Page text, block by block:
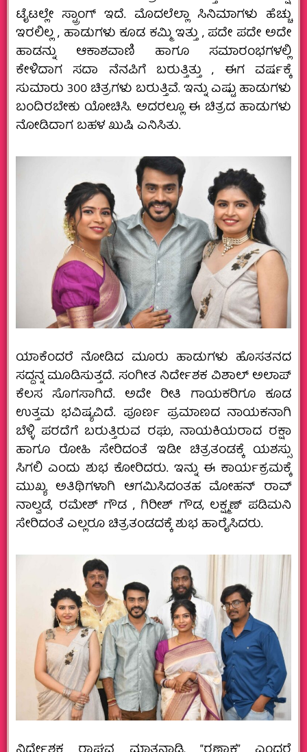
ಟೈಟಲ್ಲೇ ಸ್ಟ್ರಾಂಗ್ ಇದೆ. ಮೊದಲೆಲ್ಲಾ ಸಿನಿಮಾಗಳು ಹೆಚ್ಚು
ಇರಲಿಲ್ಲ , ಹಾಡುಗಳು ಕೂಡ ಕಮ್ಮಿ ಇತ್ತು , ಪದೇ ಪದೇ ಅದೇ
ಹಾಡನ್ನು ಆಕಾಶವಾಣಿ ಹಾಗೂ ಸಮಾರಂಭಗಳಲ್ಲಿ
ಕೇಳಿದಾಗ ಸದಾ ನೆನಪಿಗೆ ಬರುತ್ತಿತ್ತು , ಈಗ ವರ್ಷಕ್ಕೆ
ಸುಮಾರು 300 ಚಿತ್ರಗಳು ಬರುತ್ತಿವೆ. ಇನ್ನು ಎಷ್ಟು ಹಾಡುಗಳು
ಬಂದಿರಬೇಕು ಯೋಚಿಸಿ. ಅದರಲ್ಲೂ ಈ ಚಿತ್ರದ ಹಾಡುಗಳು
ನೋಡಿದಾಗ ಬಹಳ ಖುಷಿ ಎನಿಸಿತು.
ಯಾಕೆಂದರೆ ನೋಡಿದ ಮೂರು ಹಾಡುಗಳು ಹೊಸತನದ
ಸದ್ದನ್ನ ಮೂಡಿಸುತ್ತದೆ. ಸಂಗೀತ ನಿರ್ದೇಶಕ ವಿಶಾಲ್ ಅಲಾಪ್
ಕೆಲಸ ಸೊಗಸಾಗಿದೆ. ಅದೇ ರೀತಿ ಗಾಯಕರಿಗೂ ಕೂಡ
ಉತ್ತಮ ಭವಿಷ್ಯವಿದೆ. ಪೂರ್ಣ ಪ್ರಮಾಣದ ನಾಯಕನಾಗಿ
ಬೆಳ್ಳಿ ಪರದೆಗೆ ಬರುತ್ತಿರುವ ರಘು, ನಾಯಕಿಯರಾದ ರಕ್ಷಾ
ಹಾಗೂ ರೋಹಿ ಸೇರಿದಂತೆ ಇಡೀ ಚಿತ್ರತಂಡಕ್ಕೆ ಯಶಸ್ಸು
ಸಿಗಲಿ ಎಂದು ಶುಭ ಕೋರಿದರು. ಇನ್ನು ಈ ಕಾರ್ಯಕ್ರಮಕ್ಕೆ
ಮುಖ್ಯ ಅತಿಥಿಗಳಾಗಿ ಆಗಮಿಸಿದಂತಹ ಮೋಹನ್ ರಾವ್
ನಾಲ್ವಡೆ, ರಮೇಶ್ ಗೌಡ , ಗಿರೀಶ್ ಗೌಡ, ಲಕ್ಷ್ಮಣ್ ಪಡಿಮನಿ
ಸೇರಿದಂತೆ ಎಲ್ಲರೂ ಚಿತ್ರತಂಡದಕ್ಕೆ ಶುಭ ಹಾರೈಸಿದರು.